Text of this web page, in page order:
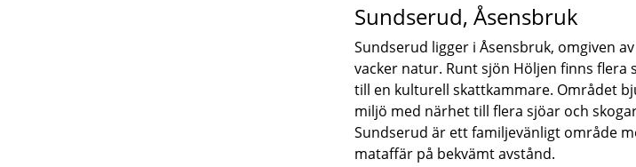
Sundserud, Åsensbruk
Sundserud ligger i Åsensbruk, omgiven
vacker natur. Runt sjön Höljen finns
till en kulturell skattkammare. Området
miljö med närhet till flera sjöar och
Sundserud är ett familjevänligt område
mataffär på bekvämt avstånd.